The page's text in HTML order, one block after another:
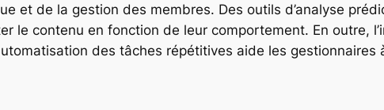
et de la gestion des membres. Des outils d’analyse
le contenu en fonction de leur comportement. En outre,
des tâches répétitives aide les gestionnaires